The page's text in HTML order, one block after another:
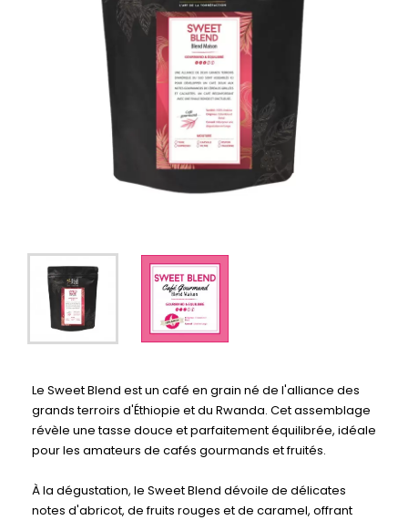
Le Sweet Blend est un café en grain né de l'alliance des
grands terroirs d'Éthiopie et du Rwanda. Cet assemblage
révèle une tasse douce et parfaitement équilibrée, idéale
pour les amateurs de cafés gourmands et fruités.
À la dégustation, le Sweet Blend dévoile de délicates
notes d'abricot, de fruits rouges et de caramel, offrant